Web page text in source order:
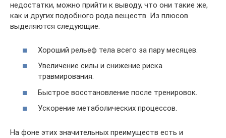
недостатки, можно прийти к выводу, что они такие же,
как и других подобного рода веществ. Из плюсов
выделяются следующие.
Хороший рельеф тела всего за пару месяцев.
Увеличение силы и снижение риска
травмирования.
Быстрое восстановление после тренировок.
Ускорение метаболических процессов.
На фоне этих значительных преимуществ есть и